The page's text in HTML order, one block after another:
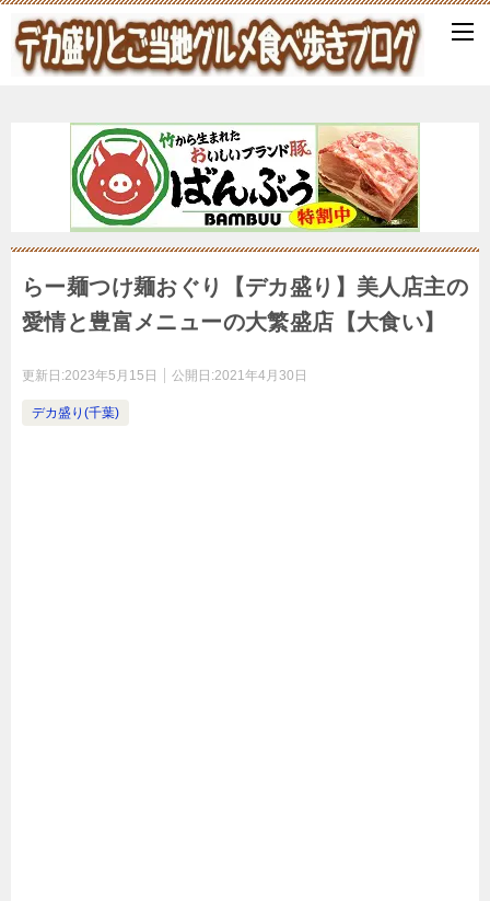
らー麺つけ麺おぐり【デカ盛り】美人店主の
愛情と豊富メニューの大繁盛店【大食い】
更新日:2023年5月15日 公開日:2021年4月30日
デカ盛り(千葉)